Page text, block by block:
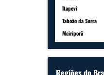
Itapevi
Taboão da Serra
Mairiporã
Regiões do